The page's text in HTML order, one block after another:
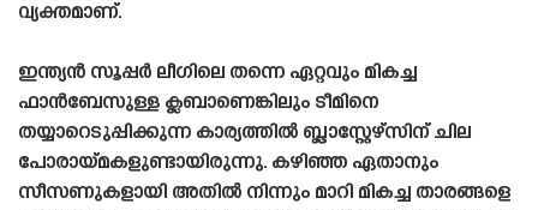
വ്യക്തമാണ്.
ഇന്ത്യൻ സൂപ്പർ ലീഗിലെ തന്നെ ഏറ്റവും മികച്ച
ഫാൻബേസുള്ള ക്ലബാണെങ്കിലും ടീമിനെ
തയ്യാറെടുപ്പിക്കുന്ന കാര്യത്തിൽ ബ്ലാസ്റ്റേഴ്‌സിന് ചില
പോരായ്‌മകളുണ്ടായിരുന്നു. കഴിഞ്ഞ ഏതാനും
സീസണുകളായി അതിൽ നിന്നും മാറി മികച്ച താരങ്ങളെ